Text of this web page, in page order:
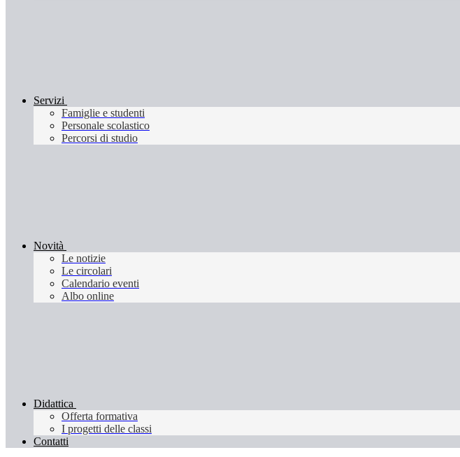
Servizi
Famiglie e studenti
Personale scolastico
Percorsi di studio
Novità
Le notizie
Le circolari
Calendario eventi
Albo online
Didattica
Offerta formativa
I progetti delle classi
Contatti